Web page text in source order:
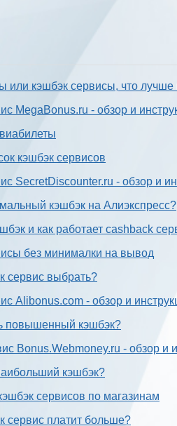
или кэшбэк сервисы, что
MegaBonus.ru - обзор и
кэшбэк сервисов
SecretDiscounter.ru - обзор и
кэшбэк на Алиэкспресс?
и как работает cashback
без минималки на вывод
сервис выбрать?
Alibonus.com - обзор и
повышенный кэшбэк?
Bonus.Webmoney.ru - обзор и
кэшбэк?
сервисов по магазинам
сервис платит больше?